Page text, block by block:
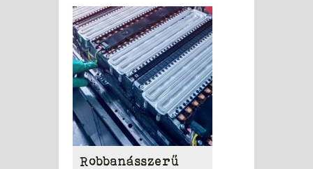
Robbanásszerű